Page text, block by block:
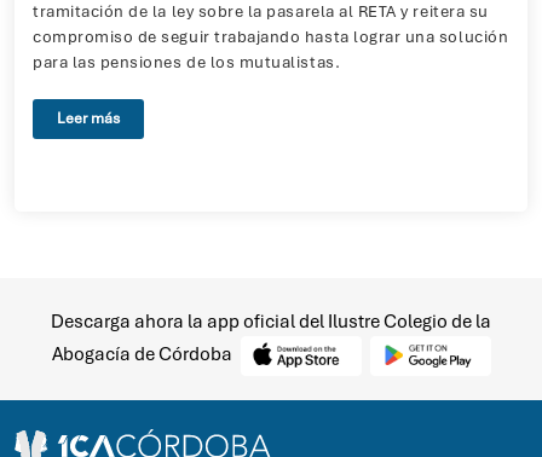
tramitación de la ley sobre la pasarela al RETA y reitera su
compromiso de seguir trabajando hasta lograr una solución
para las pensiones de los mutualistas.
Leer más
Descarga ahora la app oficial del Ilustre Colegio de la
Abogacía de Córdoba